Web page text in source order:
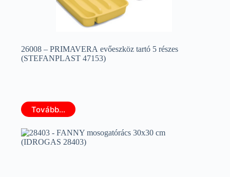
26008 – PRIMAVERA evőeszköz tartó 5 részes
(STEFANPLAST 47153)
Tovább...